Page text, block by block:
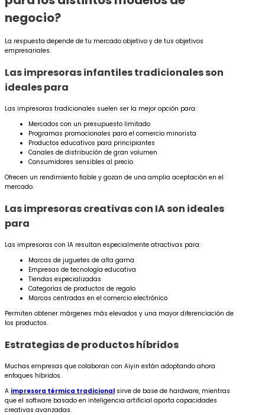
negocio?
La respuesta depende de tu mercado objetivo y de tus objetivos
empresariales.
Las impresoras infantiles tradicionales son
ideales para
Las impresoras tradicionales suelen ser la mejor opción para:
Mercados con un presupuesto limitado
Programas promocionales para el comercio minorista
Productos educativos para principiantes
Canales de distribución de gran volumen
Consumidores sensibles al precio
Ofrecen un rendimiento fiable y gozan de una amplia aceptación en el
mercado.
Las impresoras creativas con IA son ideales
para
Las impresoras con IA resultan especialmente atractivas para:
Marcas de juguetes de alta gama
Empresas de tecnología educativa
Tiendas especializadas
Categorías de productos de regalo
Marcas centradas en el comercio electrónico
Permiten obtener márgenes más elevados y una mayor diferenciación de
los productos.
Estrategias de productos híbridos
Muchas empresas que colaboran con Aiyin están adoptando ahora
enfoques híbridos.
A impresora térmica tradicional sirve de base de hardware, mientras
que el software basado en inteligencia artificial aporta capacidades
creativas avanzadas.